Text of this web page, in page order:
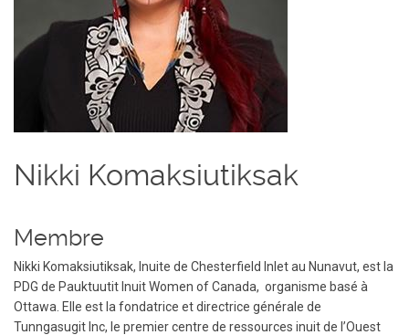
Nikki Komaksiutiksak
Membre
Nikki Komaksiutiksak, Inuite de Chesterfield Inlet au Nunavut, est la
PDG de Pauktuutit Inuit Women of Canada, organisme basé à
Ottawa. Elle est la fondatrice et directrice générale de
Tunngasugit Inc, le premier centre de ressources inuit de l’Ouest